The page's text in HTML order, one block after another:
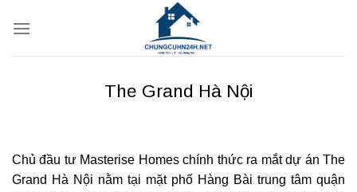
qua
The Grand Hà Nội
Chủ đầu tư Masterise Homes chính thức ra mắt dự án The
Grand Hà Nội nằm tại mặt phố Hàng Bài trung tâm quận